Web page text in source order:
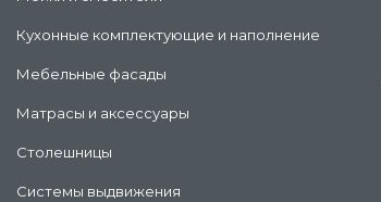
Кухонные комплектующие и наполнение
Мебельные фасады
Матрасы и аксессуары
Столешницы
Системы выдвижения